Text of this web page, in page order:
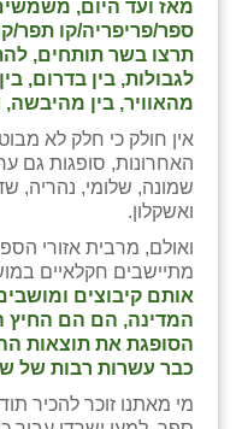
מאז ועד היום,
ספר/פריפריה/קו תפר/
תרצו בשר תותחים,
לגבולות, בין בדרום,
מהאוויר, בין מהיבשה,
אין חולק כי חלק לא
האחרונות, סופגות גם
שמונה, שלומי, נהריה,
ואשקלון.
ואולם, מרבית אזורי
מתיישבים חקלאיים
אותם קיבוצים
המדינה, הם הם החיץ
הסופגת את תוצאות
כבר עשרות רבות של
מי מאתנו זוכר להכיר